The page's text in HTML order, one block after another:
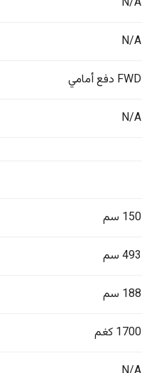
N/A
FWD دفع أمامي
N/A
150 سم
493 سم
188 سم
1700 كغم